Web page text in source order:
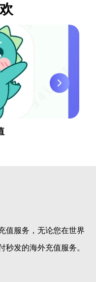
值服务，无论您在世界
发的海外充值服务。